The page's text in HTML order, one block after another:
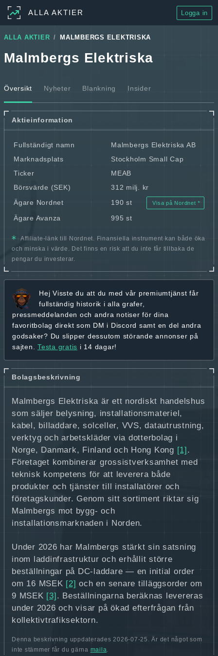
ALLA AKTIER Logga in
ALLA AKTIER MALMBERGS ELEKTRISKA
Malmbergs Elektriska
Översikt Nyheter Blankning Insider
Aktieinformation
Fullständigt namn
Malmbergs Elektriska AB
Marknadsplats
Stockholm Small Cap
Ticker
MEAB
Börsvärde (SEK)
312 milj. kr
Ägare Nordnet
190 st Visa på Nordnet
Ägare Avanza 995 st
Affiliate-länk till Nordnet. Finansiella instrument kan både öka
och minska i värde. Det finns en risk att du inte får tillbaka de
pengar du investerar.
Hej Visste du att du med vår premiumtjänst får
fullständig historik i alla grafer,
pressmeddelanden och andra notiser för dina
favoritbolag direkt som DM i Discord samt en del andra
godsaker? Du slipper dessutom störande annonser på
sajten. Testa gratis i 14 dagar!
Bolagsbeskrivning
Malmbergs Elektriska är ett nordiskt handelshus
som säljer belysning, installationsmateriel,
kabel, billaddare, solceller, VVS, datautrustning,
verktyg och arbetskläder via dotterbolag i
Norge, Danmark, Finland och Hong Kong [1] .
Företaget kombinerar grossistverksamhet med
teknisk kompetens för att leverera både
produkter och tjänster till installatörer och
företagskunder. Genom sitt sortiment riktar sig
Malmbergs mot bygg- och
installationsmarknaden i Norden.
Under 2026 har Malmbergs stärkt sin satsning
inom laddinfrastruktur och erhållit större
beställningar på DC‑laddare — en initial order
om 16 MSEK [2] och en senare tilläggsorder om
9 MSEK [3] . Beställningarna beräknas levereras
under 2026 och visar på ökad efterfrågan från
kollektivtrafiksektorn.
Denna beskrivning uppdaterades 2026-07-25. Är det något som
inte stämmer får du gärna maila.